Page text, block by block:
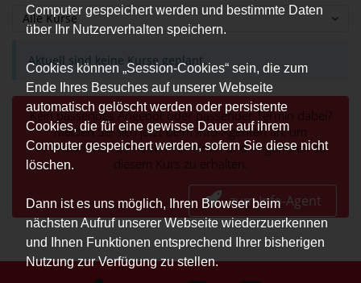
Computer gespeichert werden und bestimmte Daten
über Ihr Nutzerverhalten speichern.
Cookies können „Session-Cookies“ sein, die zum
Ende Ihres Besuches auf unserer Webseite
automatisch gelöscht werden oder persistente
Cookies, die für eine gewisse Dauer auf ihrem
Computer gespeichert werden, sofern Sie diese nicht
löschen.
Dann ist es uns möglich, Ihren Browser beim
nächsten Aufruf unserer Webseite wiederzuerkennen
und Ihnen Funktionen entsprechend Ihrer bisherigen
Nutzung zur Verfügung zu stellen.
Alle Kurse
Aktuell sind keine Kurse geplant.
Kein passendes Angebot oder passender Termin dabei?
Melden Sie sich jetzt beim Info-Agenten an, um
Informationen zu neuen Terminen und Angeboten zu
diesem Kurs zu erhalten.
zum Info-Agent